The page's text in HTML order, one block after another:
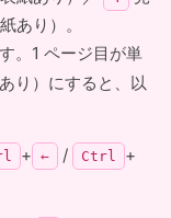
あり）。
。1 ページ目が単
あり）にすると、以
+ ← / Ctrl +